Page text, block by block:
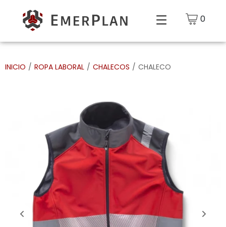
0
INICIO / ROPA LABORAL / CHALECOS / CHALECO